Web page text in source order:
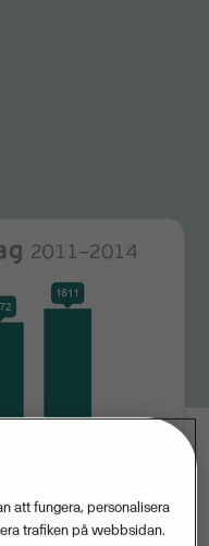
att fungera, personalisera
trafiken på webbsidan.